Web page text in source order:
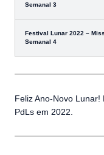
Semanal 3
Festival Lunar 2022 –
Semanal 4
Feliz Ano-Novo
PdLs em 2022.